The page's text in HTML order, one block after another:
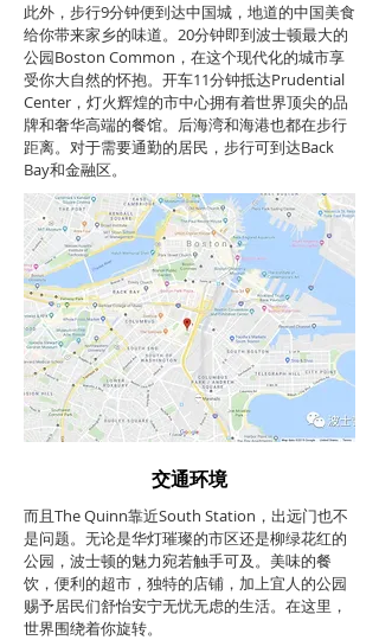
此外，步行9分钟便到达中国城，地道的中国美食
给你带来家乡的味道。20分钟即到波士顿最大的
公园Boston Common，在这个现代化的城市享
受你大自然的怀抱。开车11分钟抵达Prudential
Center，灯火辉煌的市中心拥有着世界顶尖的品
牌和奢华高端的餐馆。后海湾和海港也都在步行
距离。对于需要通勤的居民，步行可到达Back
Bay和金融区。
交通环境
而且The Quinn靠近South Station，出远门也不
是问题。无论是华灯璀璨的市区还是柳绿花红的
公园，波士顿的魅力宛若触手可及。美味的餐
饮，便利的超市，独特的店铺，加上宜人的公园
赐予居民们舒怡安宁无忧无虑的生活。在这里，
世界围绕着你旋转。